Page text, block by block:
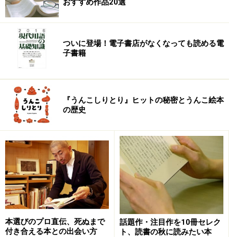
の内実は、似て非なるものだ。
手っ取り早く言えば、こちらの作品のほうが、エグ
い。泣けない。
その分、リアルだ。
若いカラダに熟れたココロの柊子、熟れたカラダに若
巻いていた恋や人間関係に年齢の異なるココロで向き合
うことになる。その有様を、著者は、リアルに描き出
す。 互いの下着をみたときの反応、互いが「恋」をし
ているらしい相手に対する反応など、女性の多くにとっ
ては、その描写は、一種いやらしいほどリアルであろ
う。
著者は、このリアルな描写でなにを浮き彫りにしよう
としたのか。
※記事内容は執筆時点のものです。最新の内容をご確認くださ
い。
ついに登場！電子書店がなくなっても読める電
子書籍
『うんこしりとり』ヒットの秘密とうんこ絵本
の歴史
本選びのプロ直伝、死ぬまで
付き合える本との出会い方
話題作・注目作を10冊セレク
ト、読書の秋に読みたい本